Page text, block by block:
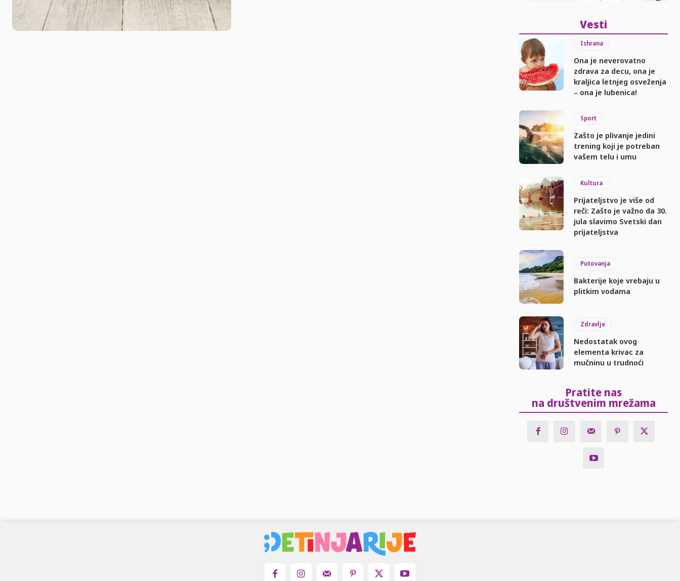
Vesti
Ishrana
Ona je neverovatno
zdrava za decu, ona je
kraljica letnjeg osveženja
– ona je lubenica!
Sport
Zašto je plivanje jedini
trening koji je potreban
vašem telu i umu
Kultura
Prijateljstvo je više od
reči: Zašto je važno da 30.
jula slavimo Svetski dan
prijateljstva
Putovanja
Bakterije koje vrebaju u
plitkim vodama
Zdravlje
Nedostatak ovog
elementa krivac za
mučninu u trudnoći
Pratite nas
na društvenim mrežama